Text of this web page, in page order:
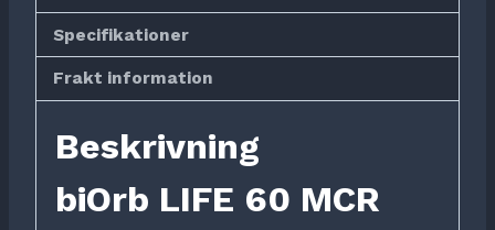
Specifikationer
Frakt information
Beskrivning
biOrb LIFE 60 MCR